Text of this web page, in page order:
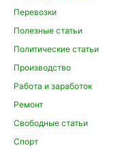
Перевозки
Полезные статьи
Политические статьи
Производство
Работа и заработок
Ремонт
Свободные статьи
Спорт